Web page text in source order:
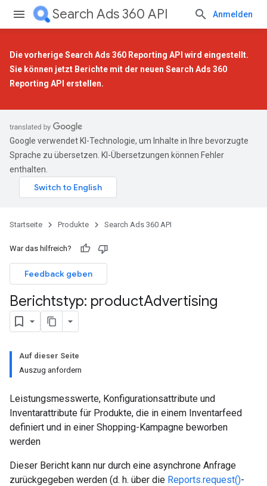
Search Ads 360 API Anmelden
Die vorherige Search Ads 360 Reporting API wird eingestellt.
Sie können jetzt Berichte mit der neuen Search Ads 360
Reporting API erstellen.
Google verwendet KI-Technologie, um Inhalte in Ihre bevorzugte
Sprache zu übersetzen. KI-Übersetzungen können Fehler
enthalten.
Startseite Produkte Search Ads 360 API
War das hilfreich?
Feedback geben
Berichtstyp: productAdvertising
Auf dieser Seite
Auszug anfordern
Leistungsmesswerte, Konfigurationsattribute und
Inventarattribute für Produkte, die in einem Inventarfeed
definiert und in einer Shopping-Kampagne beworben
werden
Dieser Bericht kann nur durch eine asynchrone Anfrage
zurückgegeben werden (d. h. über die Reports.request()-